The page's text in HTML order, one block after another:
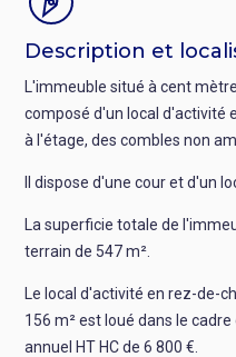
Description et
L'immeuble situé à cent
composé d'un local d'activité
à l'étage, des combles non
Il dispose d'une cour et d'un
La superficie totale de
terrain de 547 m².
Le local d'activité en rez-de-
156 m² est loué dans le
annuel HT HC de 6 800 €.